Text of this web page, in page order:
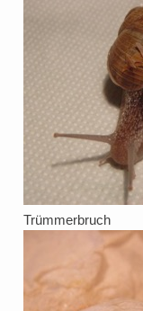
Trümmerbruch